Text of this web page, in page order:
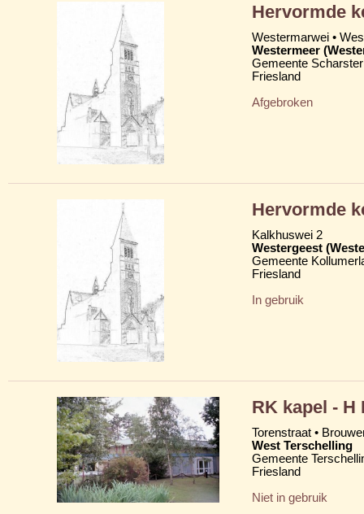
Hervormde
Westermarwei •
Westermeer
Gemeente
Friesland
Afgebroken
Hervormde
Kalkhuswei 2
Westergeest
Gemeente
Friesland
In gebruik
RK kapel - H
Torenstraat •
West Terschelling
Gemeente
Friesland
Niet in gebruik